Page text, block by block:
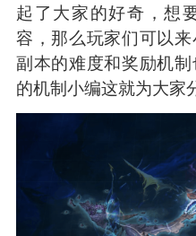
起了大家的好奇，想
容，那么玩家们可以
副本的难度和奖励机
的机制小编这就为大家